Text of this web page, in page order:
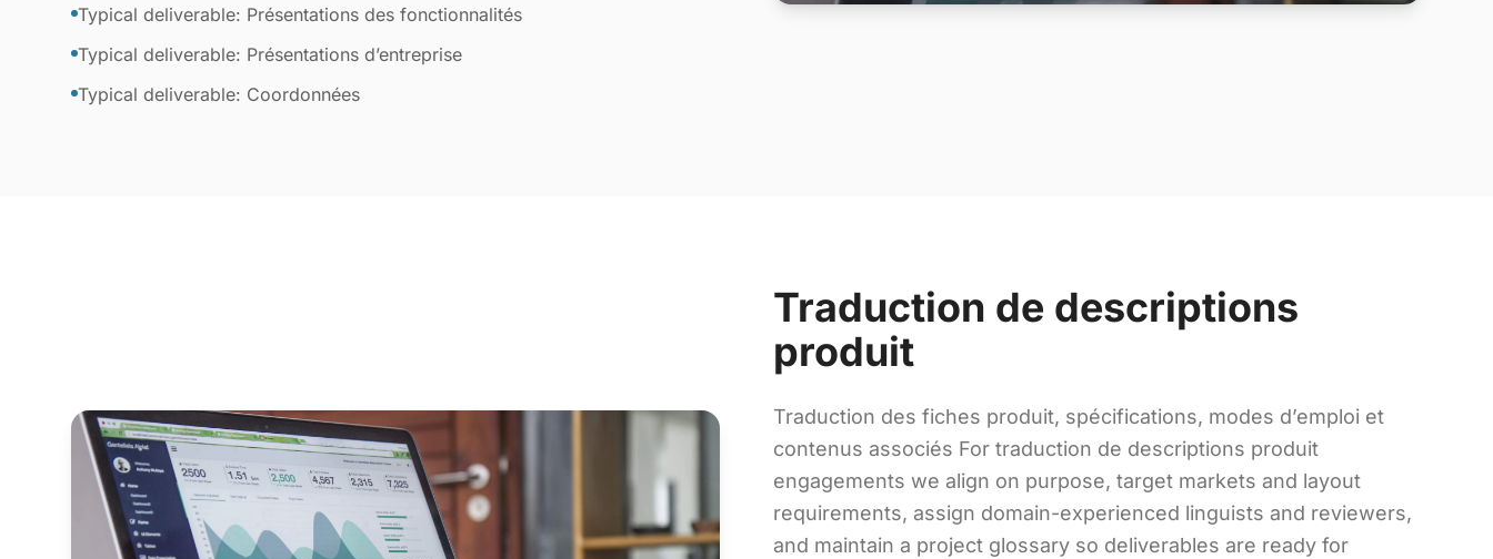
Typical deliverable: Présentations des fonctionnalités
Typical deliverable: Présentations d’entreprise
Typical deliverable: Coordonnées
Traduction de descriptions
produit
Traduction des fiches produit, spécifications, modes d’emploi et
contenus associés For traduction de descriptions produit
engagements we align on purpose, target markets and layout
requirements, assign domain-experienced linguists and reviewers,
and maintain a project glossary so deliverables are ready for